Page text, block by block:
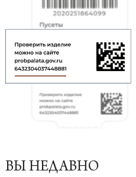
ВЫ НЕДАВНО